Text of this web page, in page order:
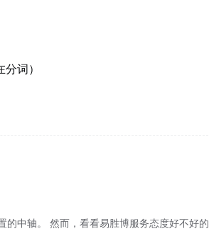
词）
的中轴。 然而，看看易胜博服务态度好不好的